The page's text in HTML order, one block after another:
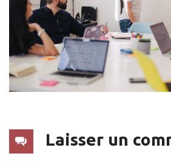
Laisser un